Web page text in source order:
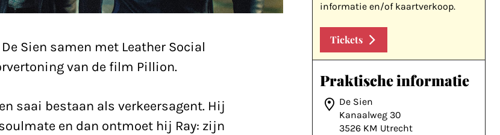
Sien samen met Leather Social
van de film Pillion.
saai bestaan als verkeersagent. Hij
en dan ontmoet hij Ray: zijn
informatie en/of kaartverkoop.
Tickets
Praktische informatie
De Sien
Kanaalweg 30
3526 KM Utrecht